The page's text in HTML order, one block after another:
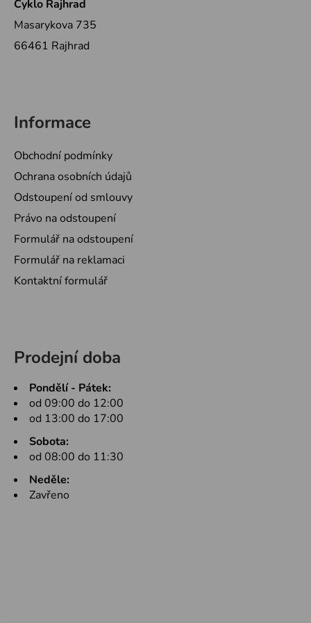
Cyklo Rajhrad
Masarykova 735
66461 Rajhrad
Informace
Obchodní podmínky
Ochrana osobních údajů
Odstoupení od smlouvy
Právo na odstoupení
Formulář na odstoupení
Formulář na reklamaci
Kontaktní formulář
Prodejní doba
Pondělí - Pátek:
od 09:00 do 12:00
od 13:00 do 17:00
Sobota:
od 08:00 do 11:30
Neděle:
Zavřeno